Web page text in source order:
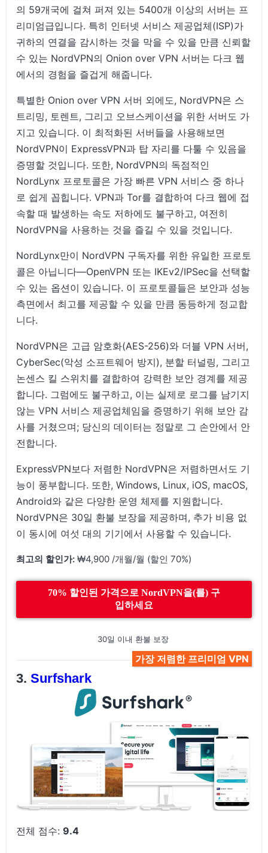
의 59개국에 걸쳐 퍼져 있는 5400개 이상의 서버는 프
리미엄급입니다. 특히 인터넷 서비스 제공업체(ISP)가
귀하의 연결을 감시하는 것을 막을 수 있을 만큼 신뢰할
수 있는 NordVPN의 Onion over VPN 서버는 다크 웹
에서의 경험을 즐겁게 해줍니다.
특별한 Onion over VPN 서버 외에도, NordVPN은 스
트리밍, 토렌트, 그리고 오브스케이션을 위한 서버도 가
지고 있습니다. 이 최적화된 서버들을 사용해보면
NordVPN이 ExpressVPN과 탑 자리를 다툴 수 있음을
증명할 것입니다. 또한, NordVPN의 독점적인
NordLynx 프로토콜은 가장 빠른 VPN 서비스 중 하나
로 쉽게 꼽힙니다. VPN과 Tor를 결합하여 다크 웹에 접
속할 때 발생하는 속도 저하에도 불구하고, 여전히
NordVPN을 사용하는 것을 즐길 수 있을 것입니다.
NordLynx만이 NordVPN 구독자를 위한 유일한 프로토
콜은 아닙니다—OpenVPN 또는 IKEv2/IPSec을 선택할
수 있는 옵션이 있습니다. 이 프로토콜들은 보안과 성능
측면에서 최고를 제공할 수 있을 만큼 동등하게 정교합
니다.
NordVPN은 고급 암호화(AES-256)와 더블 VPN 서버,
CyberSec(악성 소프트웨어 방지), 분할 터널링, 그리고
논센스 킬 스위치를 결합하여 강력한 보안 경계를 제공
합니다. 그럼에도 불구하고, 이는 실제로 로그를 남기지
않는 VPN 서비스 제공업체임을 증명하기 위해 보안 감
사를 거쳤으며; 당신의 데이터는 정말로 그 손안에서 안
전합니다.
ExpressVPN보다 저렴한 NordVPN은 저렴하면서도 기
능이 풍부합니다. 또한, Windows, Linux, iOS, macOS,
Android와 같은 다양한 운영 체제를 지원합니다.
NordVPN은 30일 환불 보장을 제공하며, 추가 비용 없
이 동시에 여섯 대의 기기에서 사용할 수 있습니다.
최고의 할인가: ₩4,900 /개월/월 (할인 70%)
70% 할인된 가격으로 NordVPN을(를) 구
입하세요
30일 이내 환불 보장
가장 저렴한 프리미엄 VPN
Surfshark
전체 점수:9.4